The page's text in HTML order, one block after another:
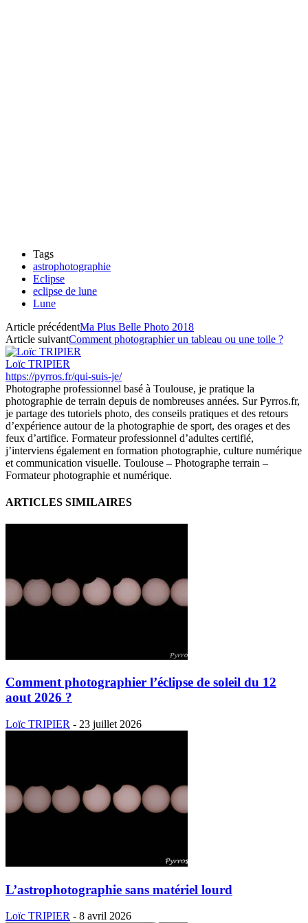
Tags
astrophotographie
Eclipse
eclipse de lune
Lune
Article précédentMa Plus Belle Photo 2018
Article suivantComment photographier un tableau ou une toile ?
Loïc TRIPIER
https://pyrros.fr/qui-suis-je/
Photographe professionnel basé à Toulouse, je pratique la
photographie de terrain depuis de nombreuses années. Sur Pyrros.fr,
je partage des tutoriels photo, des conseils pratiques et des retours
d’expérience autour de la photographie de sport, des orages et des
feux d’artifice. Formateur professionnel d’adultes certifié,
j’interviens également en formation photographie, culture numérique
et communication visuelle. Toulouse – Photographe terrain –
Formateur photographie et numérique.
ARTICLES SIMILAIRES
Comment photographier l’éclipse de soleil du 12
aout 2026 ?
Loïc TRIPIER - 23 juillet 2026
L’astrophotographie sans matériel lourd
Loïc TRIPIER - 8 avril 2026